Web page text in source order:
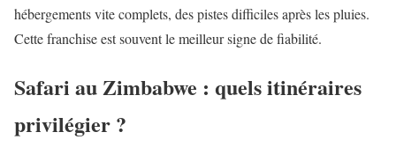
hébergements vite complets, des pistes difficiles après les pluies.
Cette franchise est souvent le meilleur signe de fiabilité.
Safari au Zimbabwe : quels itinéraires
privilégier ?